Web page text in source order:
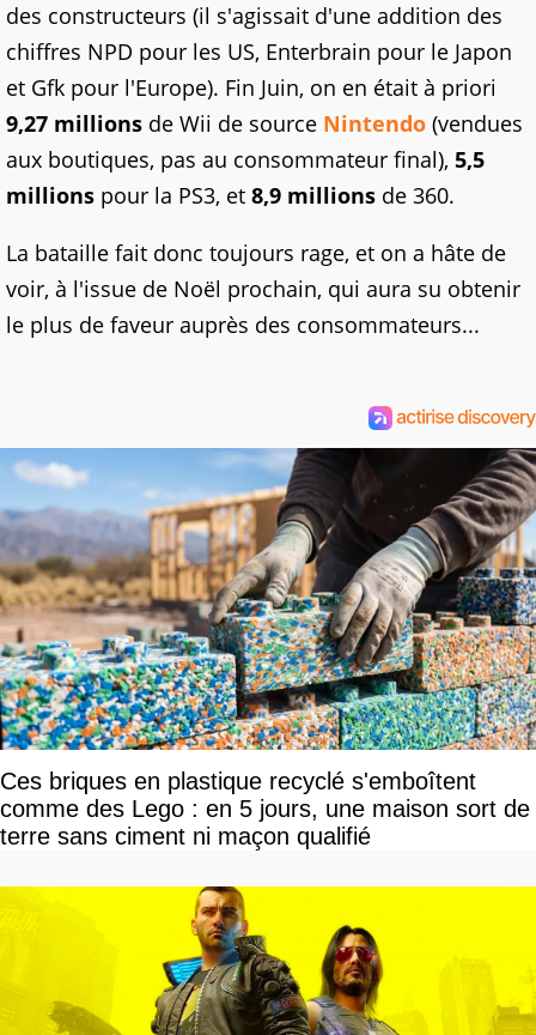
des constructeurs (il s'agissait d'une addition des
chiffres NPD pour les US, Enterbrain pour le Japon
et Gfk pour l'Europe). Fin Juin, on en était à priori
9,27 millions de Wii de source Nintendo (vendues
aux boutiques, pas au consommateur final), 5,5
millions pour la PS3, et 8,9 millions de 360.
La bataille fait donc toujours rage, et on a hâte de
voir, à l'issue de Noël prochain, qui aura su obtenir
le plus de faveur auprès des consommateurs...
Ces briques en plastique recyclé s'emboîtent
comme des Lego : en 5 jours, une maison sort de
terre sans ciment ni maçon qualifié